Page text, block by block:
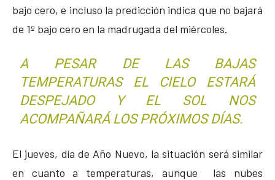
bajo cero, e incluso la predicción indica que no bajará
de 1º bajo cero en la madrugada del miércoles.
A PESAR DE LAS BAJAS
TEMPERATURAS EL CIELO ESTARÁ
DESPEJADO Y EL SOL NOS
ACOMPAÑARÁ LOS PRÓXIMOS DÍAS.
El jueves, día de Año Nuevo, la situación será similar
en cuanto a temperaturas, aunque las nubes